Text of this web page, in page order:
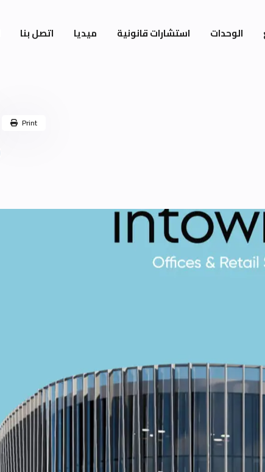
الوحدات استشارات قانونية ميديا اتصل بنا
Print